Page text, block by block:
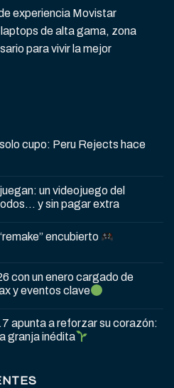
experiencia Movistar
de alta gama, zona
para vivir la mejor
cupo: Peru Rejects hace
un videojuego del
y sin pagar extra
encubierto
con un enero cargado de
y eventos clave
apunta a reforzar su corazón:
granja inédita